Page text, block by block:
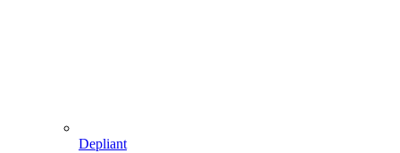
Depliant